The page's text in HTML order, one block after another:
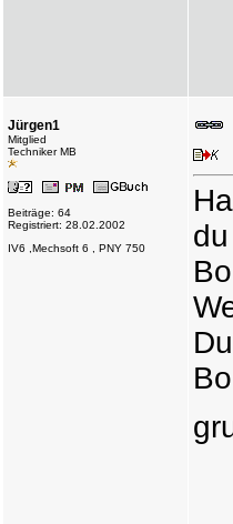
Jürgen1
Mitglied
Techniker MB
Beiträge: 64
Registriert: 28.02.2002
IV6 ,Mechsoft 6 , PNY 750